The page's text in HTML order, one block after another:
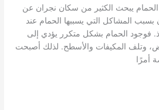
من إزعاج الحمام يبحث الكثير من سكان نجران عن
المشاكل التي يسببها الحمام عند
فوجود الحمام بشكل متكرر يؤدي إلى
وتلف المكيفات والأسطح. لذلك أصبحت
أمرًا